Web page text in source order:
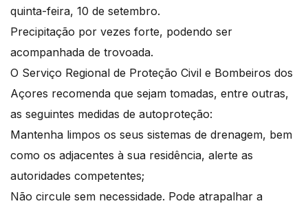
quinta-feira, 10 de setembro.
Precipitação por vezes forte, podendo ser
acompanhada de trovoada.
O Serviço Regional de Proteção Civil e Bombeiros dos
Açores recomenda que sejam tomadas, entre outras,
as seguintes medidas de autoproteção:
Mantenha limpos os seus sistemas de drenagem, bem
como os adjacentes à sua residência, alerte as
autoridades competentes;
Não circule sem necessidade. Pode atrapalhar a